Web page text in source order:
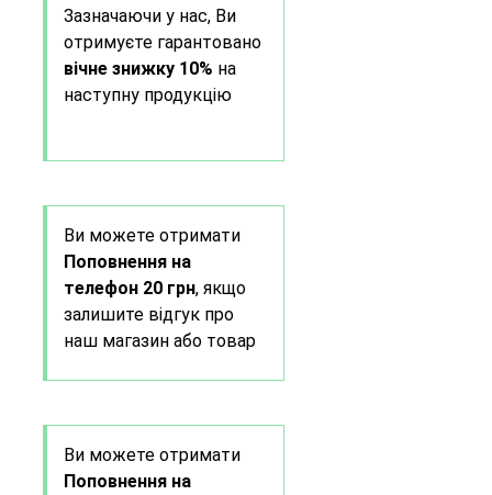
Зазначаючи у нас, Ви
отримуєте гарантовано
вічне знижку 10% на
наступну продукцію
Ви можете отримати
Поповнення на
телефон 20 грн, якщо
залишите відгук про
наш магазин або товар
Ви можете отримати
Поповнення на